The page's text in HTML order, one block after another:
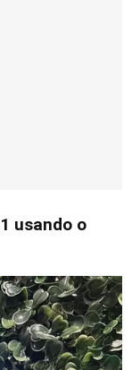
usando o